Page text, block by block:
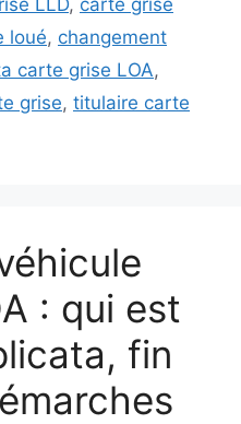
loué, changement
carte grise LOA,
grise, titulaire carte
: qui est
fin